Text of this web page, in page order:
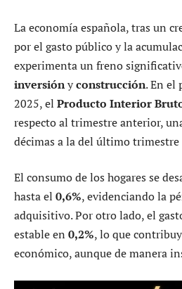
La economía española, tras un
por el gasto público y la
experimenta un freno
inversiónyconstrucción. En el
2025, el Producto Interior
respecto al trimestre anterior,
décimas a la del último trimestre
El consumo de los hogares se
hasta el 0,6%, evidenciando la
adquisitivo. Por otro lado, el
estable en 0,2%, lo que
económico, aunque de manera